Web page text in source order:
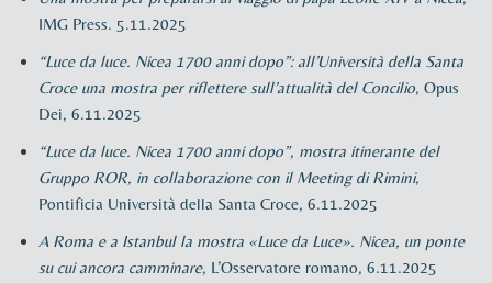
IMG Press. 5.11.2025
“Luce da luce. Nicea 1700 anni dopo”: all’Università della Santa
Croce una mostra per riflettere sull’attualità del Concilio, Opus
Dei, 6.11.2025
“Luce da luce. Nicea 1700 anni dopo”, mostra itinerante del
Gruppo ROR, in collaborazione con il Meeting di Rimini,
Pontificia Università della Santa Croce, 6.11.2025
A Roma e a Istanbul la mostra «Luce da Luce». Nicea, un ponte
su cui ancora camminare, L’Osservatore romano, 6.11.2025